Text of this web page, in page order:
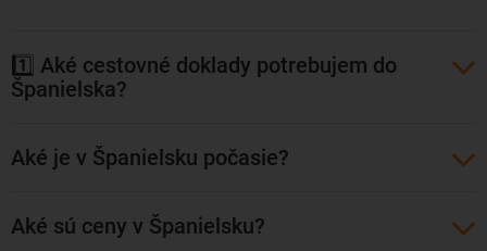
španielske metropoly Madrid, Barcelona či Valencia, ponúka
však množstvo zaujímavých pamiatok. 58 metrov vysokú
končín. Priamy let z Budapešti zabezpečuje letecká
spoločnosť Wizz Air.
1️⃣ Aké cestovné doklady potrebujem do
Španielska?
Aké je v Španielsku počasie?
Aké sú ceny v Španielsku?